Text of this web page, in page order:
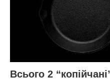
Всього 2